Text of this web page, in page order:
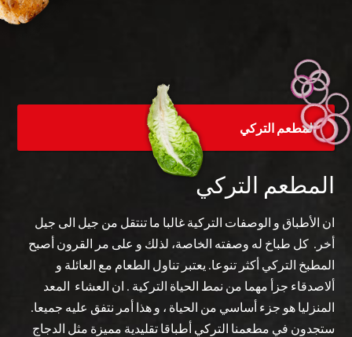
المطعم التركي
المطعم التركي
ان الأطباق و الوصفات التركية غالبا ما تنتقل من جيل الى جيل
أخر. كل طباخ له وصفته الخاصة، لذلك و على مر القرون أصبح
المطبخ التركي أكثر تنوعا. يعتبر تناول الطعام مع العائلة و
ألاصدقاء جزأ مهما من نمط الحياة التركية . ان العشاء المعد
المنزليا هو جزء أساسي من الحياة ، و هذا أمر نتفق عليه جميعا.
ستجدون في مطعمنا التركي أطباقا تقليدية مميزة مثل الدجاج